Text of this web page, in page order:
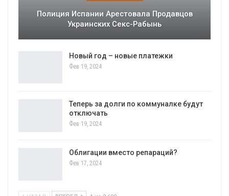
Полиция Испании Арестовала Продавцов
Украинских Секс-Рабынь
Новый год – новые платежки
Фев 19, 2024
Теперь за долги по коммуналке будут
отключать
Фев 19, 2024
Облигации вместо репараций?
Фев 17, 2024